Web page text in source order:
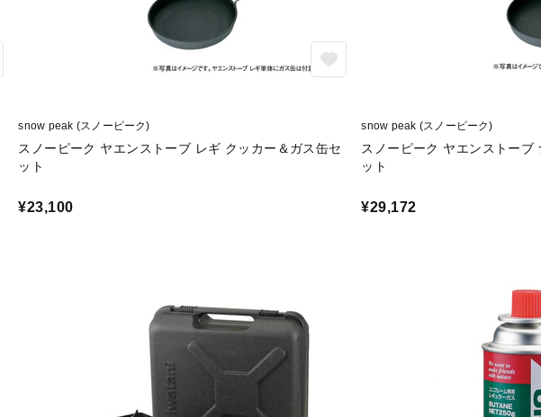
snow peak (スノーピーク)
スノーピーク ヤエンストーブ レギ クッカー＆ガス缶セ
ット
¥23,100
snow peak (スノーピーク)
スノーピーク ヤエンストーブ
ット
¥29,172